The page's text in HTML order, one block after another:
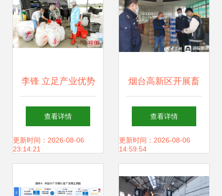
李锋 立足产业优势
推动海南陵水现代
高质渔牧产业
查看详情
更新时间：2026-08-06
23:14:21
烟台高新区开展畜
牧渔业饲料专项执
法检查 守护群
查看详情
更新时间：2026-08-06
14:59:54